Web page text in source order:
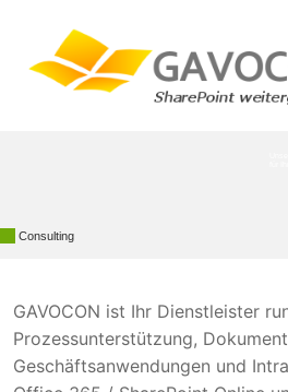
springen
Consulting
GAVOCON ist Ihr Dienstleister
Prozessunterstützung,
Geschäftsanwendungen und